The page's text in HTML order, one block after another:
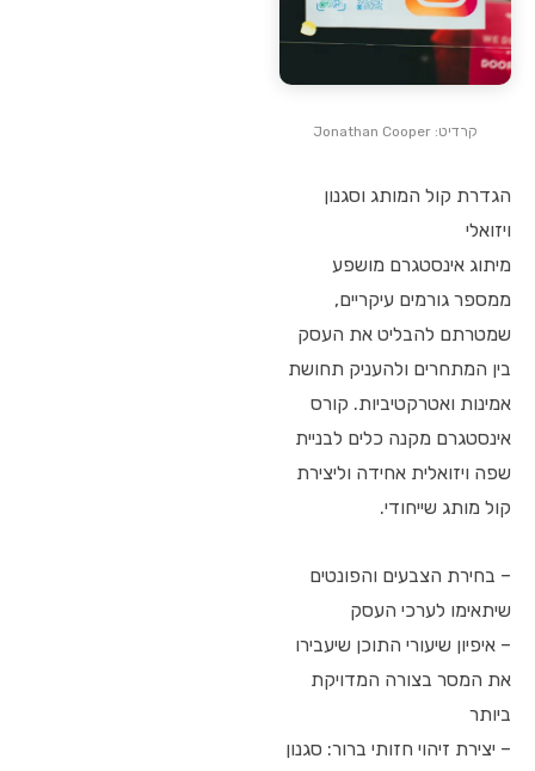
קרדיט: Jonathan Cooper
הגדרת קול המותג וסגנון
ויזואלי
מיתוג אינסטגרם מושפע
ממספר גורמים עיקריים,
שמטרתם להבליט את העסק
בין המתחרים ולהעניק תחושת
אמינות ואטרקטיביות. קורס
אינסטגרם מקנה כלים לבניית
שפה ויזואלית אחידה וליצירת
קול מותג שייחודי.
– בחירת הצבעים והפונטים
שיתאימו לערכי העסק
– איפיון שיעורי התוכן שיעבירו
את המסר בצורה המדויקת
ביותר
– יצירת זיהוי חזותי ברור: סגנון